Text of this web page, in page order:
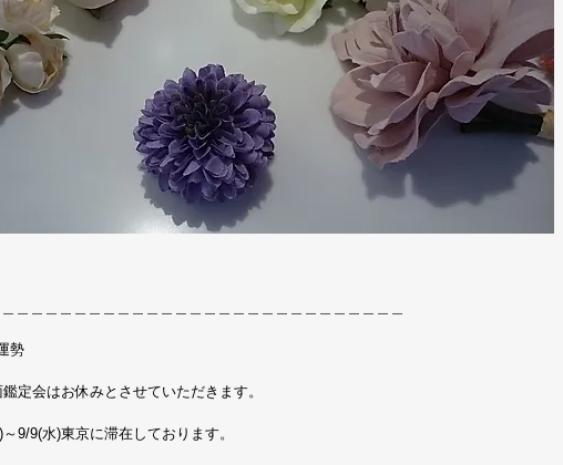
勢
定会はお休みとさせていただきます。
9/9(水)東京に滞在しております。